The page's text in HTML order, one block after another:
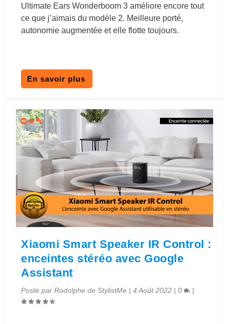
Ultimate Ears Wonderboom 3 améliore encore tout
ce que j’aimais du modèle 2. Meilleure porté,
autonomie augmentée et elle flotte toujours.
En savoir plus
Xiaomi Smart Speaker IR Control :
enceintes stéréo avec Google
Assistant
Posté parRodolphe de StylistMe |4 Août 2022 |0 |